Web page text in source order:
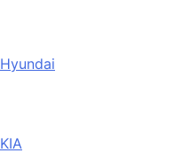
Hyundai
KIA